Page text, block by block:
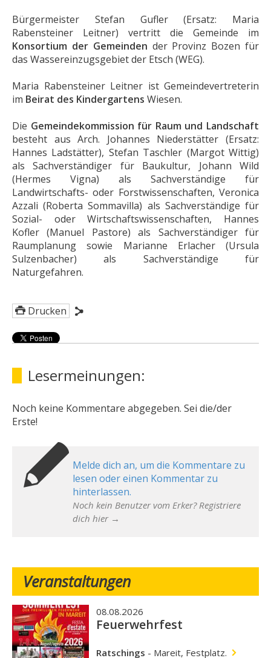
Bürgermeister Stefan Gufler (Ersatz: Maria
Rabensteiner Leitner) vertritt die Gemeinde im
Konsortium der Gemeinden der Provinz Bozen für
das Wassereinzugsgebiet der Etsch (WEG).
Maria Rabensteiner Leitner ist Gemeindevertreterin
im Beirat des Kindergartens Wiesen.
Die Gemeindekommission für Raum und Landschaft
besteht aus Arch. Johannes Niederstätter (Ersatz:
Hannes Ladstätter), Stefan Taschler (Margot Wittig)
als Sachverständiger für Baukultur, Johann Wild
(Hermes Vigna) als Sachverständige für
Landwirtschafts- oder Forstwissenschaften, Veronica
Azzali (Roberta Sommavilla) als Sachverständige für
Sozial- oder Wirtschaftswissenschaften, Hannes
Kofler (Manuel Pastore) als Sachverständiger für
Raumplanung sowie Marianne Erlacher (Ursula
Sulzenbacher) als Sachverständige für
Naturgefahren.
Drucken
Lesermeinungen:
Noch keine Kommentare abgegeben. Sei die/der
Erste!
Melde dich an, um die Kommentare zu
lesen oder einen Kommentar zu
hinterlassen.
Noch kein Benutzer vom Erker? Registriere
dich hier →
Veranstaltungen
08.08.2026
Feuerwehrfest
Ratschings - Mareit, Festplatz.